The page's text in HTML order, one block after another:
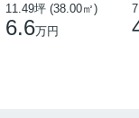
11.49坪 (38.00㎡)
6.6万円